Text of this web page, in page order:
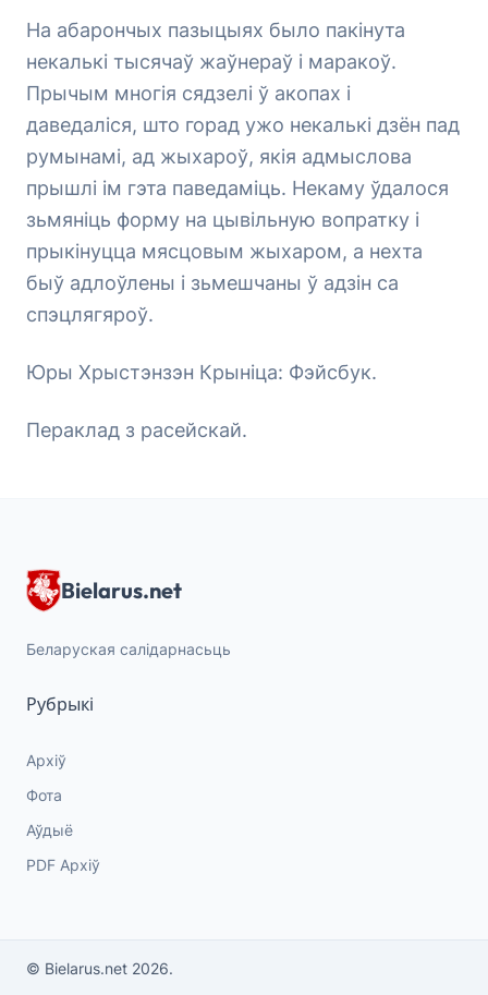
На абарончых пазыцыях было пакінута
некалькі тысячаў жаўнераў і маракоў.
Прычым многія сядзелі ў акопах і
даведаліся, што горад ужо некалькі дзён пад
румынамі, ад жыхароў, якія адмыслова
прышлі ім гэта паведаміць. Некаму ўдалося
зьмяніць форму на цывільную вопратку і
прыкінуцца мясцовым жыхаром, а нехта
быў адлоўлены і зьмешчаны ў адзін са
спэцлягяроў.
Юры Хрыстэнзэн Крыніца: Фэйсбук.
Пераклад з расейскай.
Bielarus.net
Беларуская салідарнасьць
Рубрыкі
Архіў
Фота
Аўдыё
PDF Архіў
© Bielarus.net 2026.